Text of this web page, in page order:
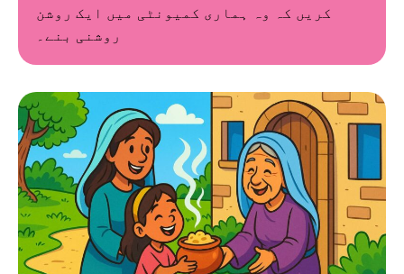
کریں کہ وہ ہماری کمیونٹی میں ایک روشن
روشنی بنے۔